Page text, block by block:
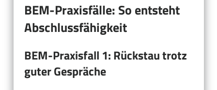
BEM-Praxisfälle: So entsteht
Abschlussfähigkeit
BEM-Praxisfall 1: Rückstau trotz
guter Gespräche